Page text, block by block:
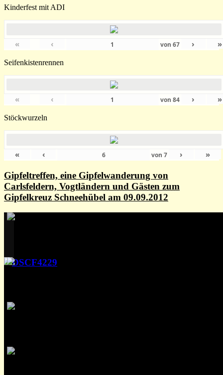
Kinderfest mit ADI
« ‹ von 67 › »
Seifenkistenrennen
« ‹ von 84 › »
Stöckwurzeln
« ‹ von7 › »
Gipfeltreffen, eine Gipfelwanderung von
Carlsfeldern, Vogtländern und Gästen zum
Gipfelkreuz Schneehübel am 09.09.2012